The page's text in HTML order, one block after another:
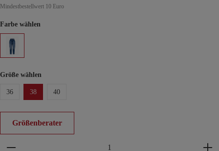
Mindestbestellwert 10 Euro
Farbe wählen
Größe wählen
36 38 40
Größenberater
Produkt Anzahl: Gib den gewünschten Wert ein